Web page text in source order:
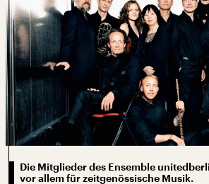
Die Mitglieder des Ensemble
vor allem für zeitgenössische Musik.